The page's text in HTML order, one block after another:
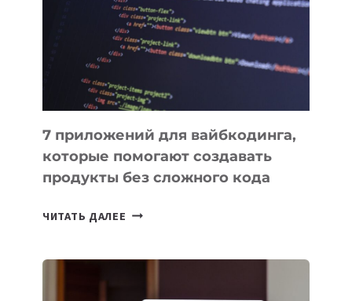
ДЛЯ
РАБОТЫ
7 приложений для вайбкодинга,
которые помогают создавать
продукты без сложного кода
ЧИТАТЬ ДАЛЕЕ 7